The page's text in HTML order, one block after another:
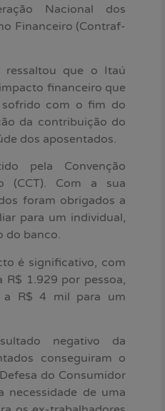
Nacional dos
Financeiro (Contraf-
ressaltou que o Itaú
financeiro que
com o fim do
da contribuição do
dos aposentados.
pela Convenção
(CCT). Com a sua
foram obrigados a
para um individual,
do banco.
é significativo, com
R$ 1.929 por pessoa,
a R$ 4 mil para um
negativo da
conseguiram o
do Consumidor
necessidade de uma